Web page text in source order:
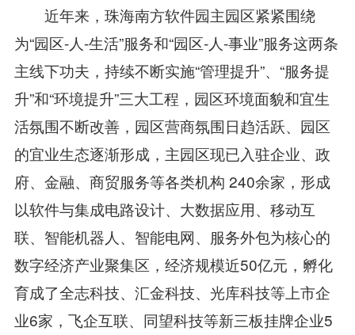
近年来，珠海南方软件园主园区紧紧围绕
为“园区-人-生活”服务和“园区-人-事业”服务这两条
主线下功夫，持续不断实施“管理提升”、“服务提
升”和“环境提升”三大工程，园区环境面貌和宜生
活氛围不断改善，园区营商氛围日趋活跃、园区
的宜业生态逐渐形成，主园区现已入驻企业、政
府、金融、商贸服务等各类机构 240余家，形成
以软件与集成电路设计、大数据应用、移动互
联、智能机器人、智能电网、服务外包为核心的
数字经济产业聚集区，经济规模近50亿元，孵化
育成了全志科技、汇金科技、光库科技等上市企
业6家，飞企互联、同望科技等新三板挂牌企业5